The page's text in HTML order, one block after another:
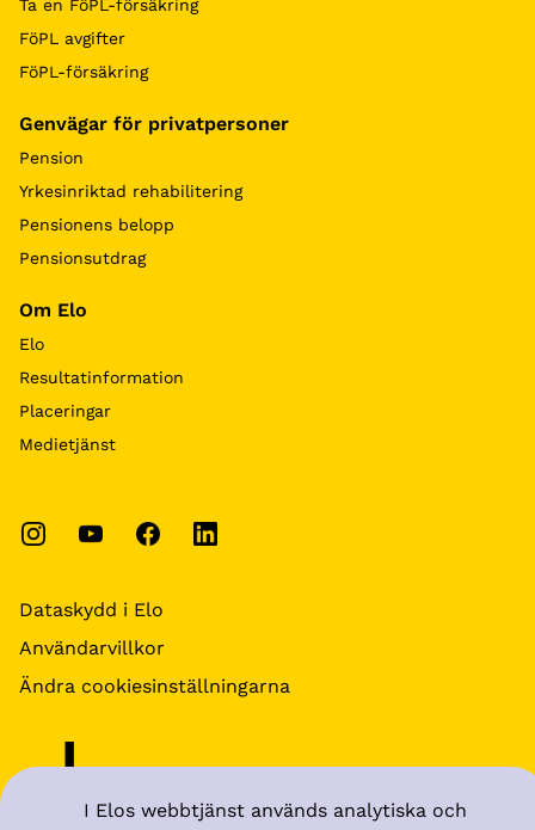
I Elos webbtjänst används analytiska och
Ta en FöPL-försäkring
FöPL avgifter
FöPL-försäkring
Genvägar för privatpersoner
Pension
Yrkesinriktad rehabilitering
Pensionens belopp
Pensionsutdrag
Om Elo
Elo
Resultatinformation
Placeringar
Medietjänst
Dataskydd i Elo
Användarvillkor
Ändra cookiesinställningarna